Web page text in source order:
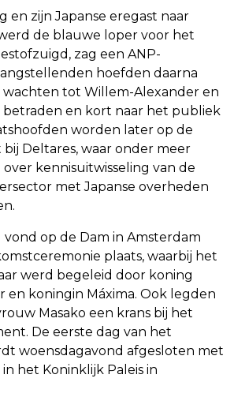
en zijn Japanse eregast naar
de blauwe loper voor het
zag een ANP-
hoefden daarna
tot Willem-Alexander en
betraden en kort naar het publiek
worden later op de
Deltares, waar onder meer
kennisuitwisseling van de
met Japanse overheden
op de Dam in Amsterdam
plaats, waarbij het
werd begeleid door koning
en koningin Máxima. Ook legden
Masako een krans bij het
De eerste dag van het
woensdagavond afgesloten met
het Koninklijk Paleis in